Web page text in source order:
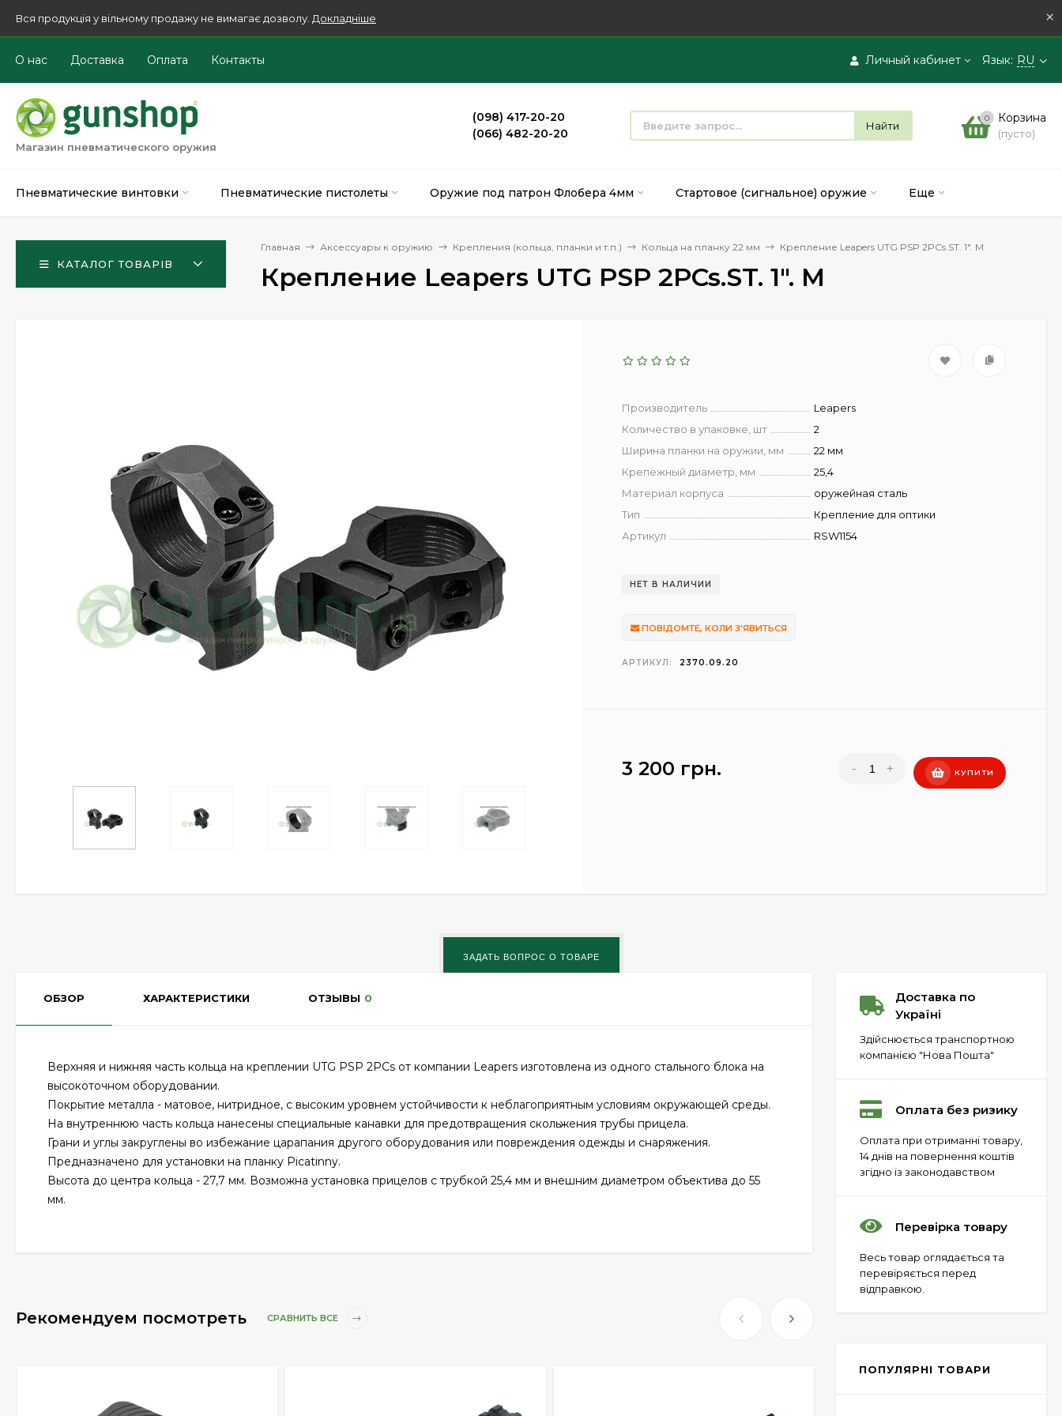
Вся продукція у вільному продажу не вимагає дозволу. Докладніше ×
Личный кабинет
Вход
Регистрация
Язык: RU
О нас Доставка Оплата Контакты
Магазин пневматического оружия
(098) 417-20-20
(066) 482-20-20
Найти
0 Корзина
(пусто)
Пневматические винтовки Пневматические пистолеты Оружие под патрон Флобера 4мм Стартовое (сигнальное) оружие Еще
КАТАЛОГ ТОВАРІВ
Главная Аксессуары к оружию Крепления (кольца, планки и т.п.) Кольца на планку 22 мм Крепление Leapers UTG PSP 2PCs.ST. 1". M
Крепление Leapers UTG PSP 2PCs.ST. 1". M
Производитель
Leapers
Количество в упаковке, шт
2
Ширина планки на оружии, мм
22 мм
Крепежный диаметр, мм
25,4
Материал корпуса
оружейная сталь
Тип
Крепление для оптики
Артикул
RSW1154
НЕТ В НАЛИЧИИ
ПОВІДОМТЕ, КОЛИ З'ЯВИТЬСЯ
АРТИКУЛ: 2370.09.20
3 200 грн. - + КУПИТИ
ОБЗОР ХАРАКТЕРИСТИКИ ОТЗЫВЫ 0
Верхняя и нижняя часть кольца на креплении UTG PSP 2PCs от компании Leapers изготовлена из одного стального блока на
высокоточном оборудовании.
Покрытие металла - матовое, нитридное, с высоким уровнем устойчивости к неблагоприятным условиям окружающей среды.
На внутреннюю часть кольца нанесены специальные канавки для предотвращения скольжения трубы прицела.
Грани и углы закруглены во избежание царапания другого оборудования или повреждения одежды и снаряжения.
Предназначено для установки на планку Picatinny.
Высота до центра кольца - 27,7 мм. Возможна установка прицелов с трубкой 25,4 мм и внешним диаметром объектива до 55
мм.
Рекомендуем посмотреть СРАВНИТЬ ВСЕ
Доставка по
Україні
Здійснюється транспортною
компанією "Нова Пошта"
Оплата без ризику
Оплата при отриманні товару,
14 днів на повернення коштів
згідно із законодавством
Перевірка товару
Весь товар оглядається та
перевіряється перед
відправкою.
ПОПУЛЯРНІ ТОВАРИ
пистолет Colt Special
Combat Classic
6 540 грн.
Патрони Флобера
1 850 грн.